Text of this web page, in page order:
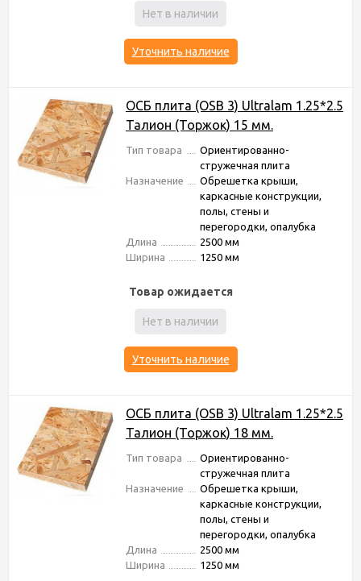
Нет в наличии
Уточнить наличие
ОСБ плита (OSB 3) Ultralam 1.25*2.5
Талион (Торжок) 15 мм.
Тип товара
Ориентированно-
стружечная плита
Назначение
Обрешетка крыши,
каркасные конструкции,
полы, стены и
перегородки, опалубка
Длина
2500 мм
Ширина
1250 мм
Товар ожидается
Нет в наличии
Уточнить наличие
ОСБ плита (OSB 3) Ultralam 1.25*2.5
Талион (Торжок) 18 мм.
Тип товара
Ориентированно-
стружечная плита
Назначение
Обрешетка крыши,
каркасные конструкции,
полы, стены и
перегородки, опалубка
Длина
2500 мм
Ширина
1250 мм